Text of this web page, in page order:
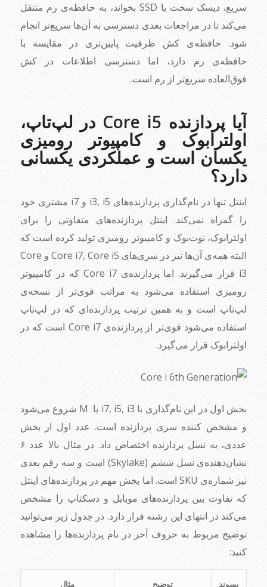
سریع، دیسک سخت یا SSD بخواند، به حافظه‌ی رم منتقل
می‌کند تا در مراجعات بعدی دسترسی به آن‌ها سریع‌تر انجام
شود. حافظه‌ی کش ظرفیت پایین‌تری در مقایسه با
حافظه‌ی رم دارد، اما دسترسی اطلاعات در کش
فوق‌العاده سریع‌تر از رم است.
آیا پردازنده‌ Core i5 در لپ‌تاپ،
اولترابوک و کامپیوتر رومیزی
یکسان است و عملکردی یکسانی
دارد؟
اینتل تنها در نام‌گذاری پردازنده‌های i3, i5 و i7 مشتری خود
را گمراه نمی‌کند. اینتل پردازنده‌های متفاوتی را برای
اولترابوک، نوت‌بوک و کامپیوتر رومیزی تولید کرده است که
البته همه‌ی آن‌ها نیز در سری‌های Core i7, Core i5 و Core
i3 قرار می‌گیرند. اما پردازنده‌ی Core i7 که در کامپیوتر
رومیزی استفاده می‌شود به مراتب قوی‌تر از نسخه‌ی
لپ‌تاپ است و به همین ترتیب پردازنده‌ای که در لپ‌تاپ
استفاده می‌شود قوی‌تر از پردازنده‌ی Core i7 است که در
اولترابوک قرار می‌گیرد.
بخش اول در این نام‌گذاری با i7, i5, i3 یا M شروع می‌شود
و مشخص کننده سری پردازنده است. عدد اول از بخش
عددی، به نسل پردازنده اختصاص داد. در مثال بالا عدد ۶
نشان‌دهنده‌ی نسل ششم (Skylake) است و سه رقم بعدی
نیز شماره‌ی SKU است. اما بخش مهم در پردازنده‌های اینتل
که تفاوت بین پردازنده‌های موبایل و دسکتاپ را مشخص
می‌کند در انتهای این رشته قرار دارد. در جدول زیر می‌توانید
توضیح مربوط به حروف آخر در نام پردازنده‌ها را مشاهده
کنید:
پسوند توضیح مثال